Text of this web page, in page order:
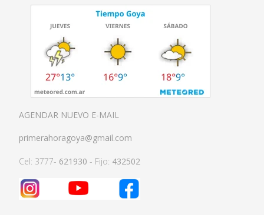
AGENDAR NUEVO E-MAIL
primerahoragoya@gmail.com
Cel: 3777- 621930 - Fijo: 432502